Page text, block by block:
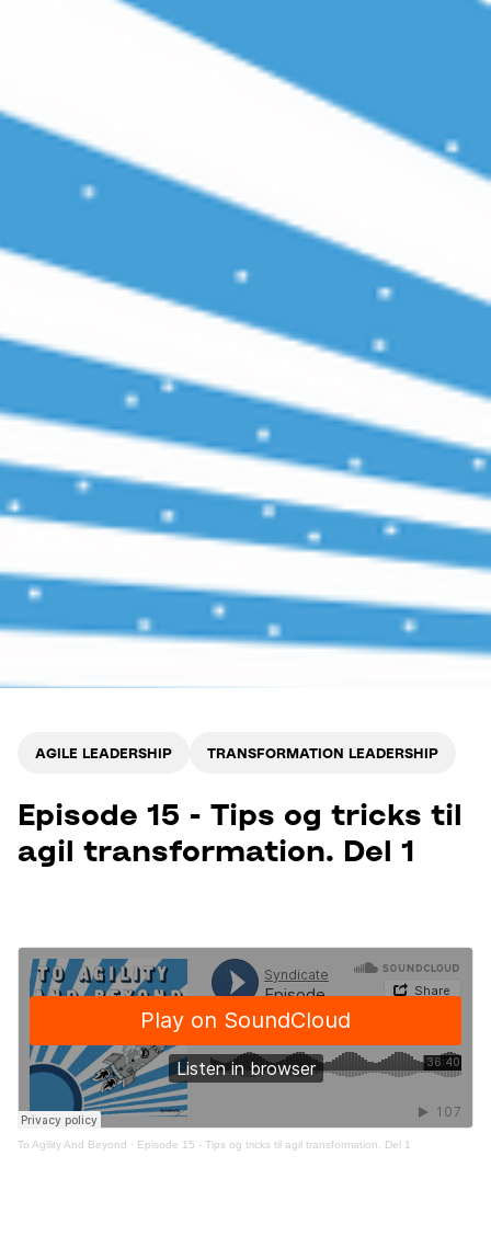
AGILE LEADERSHIP TRANSFORMATION LEADERSHIP
Episode 15 - Tips og tricks til
agil transformation. Del 1
To Agility And Beyond · Episode 15 - Tips og tricks til agil transformation. Del 1